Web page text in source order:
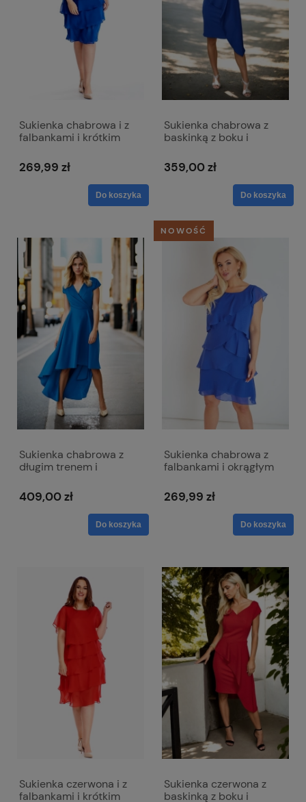
Sukienka chabrowa i z
falbankami i krótkim
269,99 zł
Do koszyka
Sukienka chabrowa z
baskinką z boku i
Victoria
359,00 zł
Do koszyka
Sukienka chabrowa z
długim trenem i
Selena
409,00 zł
Do koszyka
Sukienka chabrowa z
falbankami i okrągłym
269,99 zł
Do koszyka
NOWOŚĆ
Sukienka czerwona i z
falbankami i krótkim
Sukienka czerwona z
baskinką z boku i